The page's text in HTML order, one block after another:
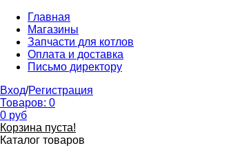
Главная
Магазины
Запчасти для котлов
Оплата и доставка
Письмо директору
Вход/Регистрация
Товаров: 0
0 руб
Корзина пуста!
Каталог товаров